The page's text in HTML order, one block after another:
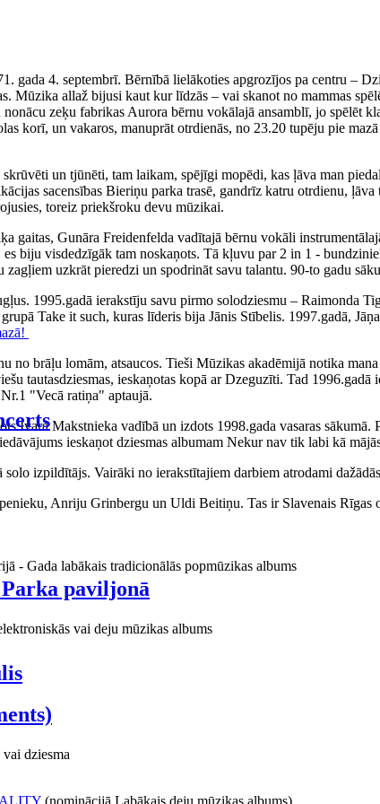
paviljonā
gada 4. septembrī. Bērnībā lielākoties apgrozījos pa centru –
Mūzika allaž bijusi kaut kur līdzās – vai skanot no mammas
zeķu fabrikas Aurora bērnu vokālajā ansamblī, jo spēlēt
korī, un vakaros, manuprāt otrdienās, no 23.20 tupēju pie
un tjūnēti, tam laikam, spējīgi mopēdi, kas ļāva man
sacensības Bieriņu parka trasē, gandrīz katru otrdienu,
toreiz priekšroku devu mūzikai.
gaitas, Gunāra Freidenfelda vadītajā bērnu vokāli
biju visdedzīgāk tam noskaņots. Tā kļuvu par 2 in 1 -
uzkrāt pieredzi un spodrināt savu talantu. 90-to gadu
1995.gadā ierakstīju savu pirmo solodziesmu – Raimonda
Take it such, kuras līderis bija Jānis Stībelis. 1997.gadā,
brāļu lomām, atsaucos. Tieši Mūzikas akadēmijā notika
tautasdziesmas, ieskaņotas kopā ar Dzeguzīti. Tad
"Vecā ratiņa" aptaujā.
Ivara Makstnieka vadībā un izdots 1998.gada vasaras
ieskaņot dziesmas albumam Nekur nav tik labi kā
izpildītājs. Vairāki no ierakstītajiem darbiem atrodami
Anriju Grinbergu un Uldi Beitiņu. Tas ir Slavenais Rīgas
- Gada labākais tradicionālās popmūzikas albums
vai deju mūzikas albums
dziesma
(nominācijā Labākais deju mūzikas albums)